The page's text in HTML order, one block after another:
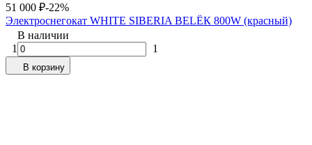
51 000 ₽-22%
Электроснегокат WHITE SIBERIA BELЁК 800W (красный)
В наличии
1
1
В корзину